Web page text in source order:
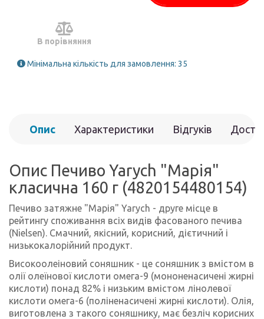
В порівняння
Мінімальна кількість для замовлення: 35
Опис Характеристики Відгуків
Опис Печиво Yarych "Марія"
класична 160 г (4820154480154)
Печиво затяжне "Марія" Yarych - друге місце в
рейтингу споживання всіх видів фасованого печива
(Nielsen). Смачний, якісний, корисний, дієтичний і
низькокалорійний продукт.
Високоолеіновий соняшник - це соняшник з вмістом в
олії олеїнової кислоти омега-9 (мононенасичені жирні
кислоти) понад 82% і низьким вмістом лінолевої
кислоти омега-6 (поліненасичені жирні кислоти). Олія,
виготовлена з такого соняшнику, має безліч корисних